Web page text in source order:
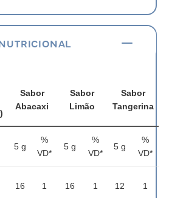
Sabor
Abacaxi
Sabor
Limão
Sabor
Tangerina
5 g
%
VD*
5 g
%
VD*
5 g
%
VD*
16 1 16 1 12 1